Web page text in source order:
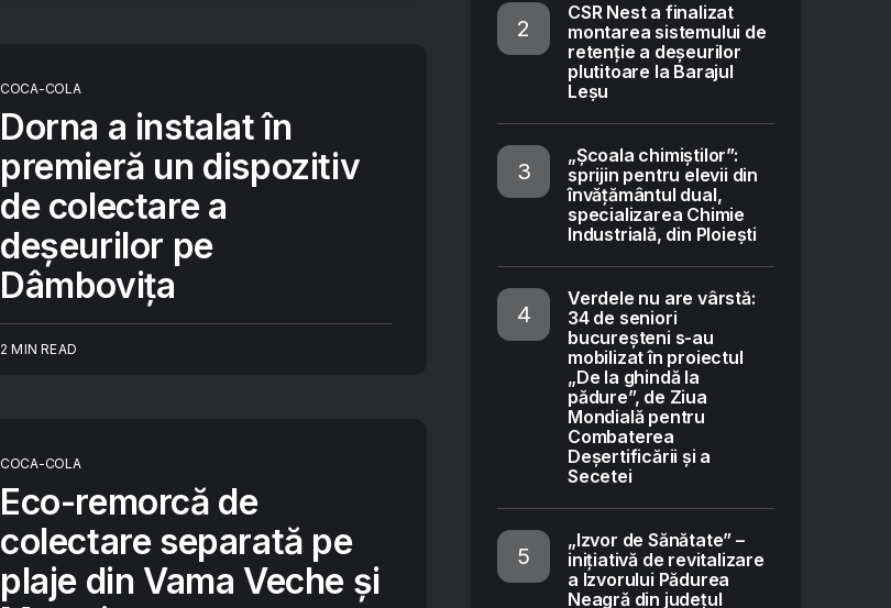
COCA-COLA
Dorna a instalat în
premieră un dispozitiv
de colectare a
deșeurilor pe
Dâmbovița
2 MIN READ
COCA-COLA
Eco-remorcă de
colectare separată pe
plaje din Vama Veche și
CSR Nest a finalizat
montarea sistemului de
retenție a deșeurilor
plutitoare la Barajul
Leșu
„Școala chimiștilor”:
sprijin pentru elevii din
învățământul dual,
specializarea Chimie
Industrială, din Ploiești
Verdele nu are vârstă:
34 de seniori
bucureșteni s-au
mobilizat în proiectul
„De la ghindă la
pădure”, de Ziua
Mondială pentru
Combaterea
Deșertificării și a
Secetei
„Izvor de Sănătate” –
inițiativă de revitalizare
a Izvorului Pădurea
Neagră din județul